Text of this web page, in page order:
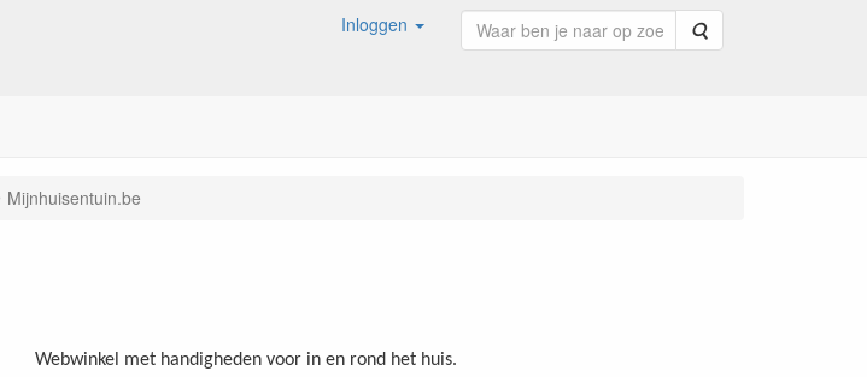
Inloggen Zoeken
Mijnhuisentuin.be
Webwinkel met handigheden voor in en rond het huis.